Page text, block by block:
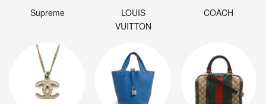
Supreme
LOUIS
VUITTON
COACH